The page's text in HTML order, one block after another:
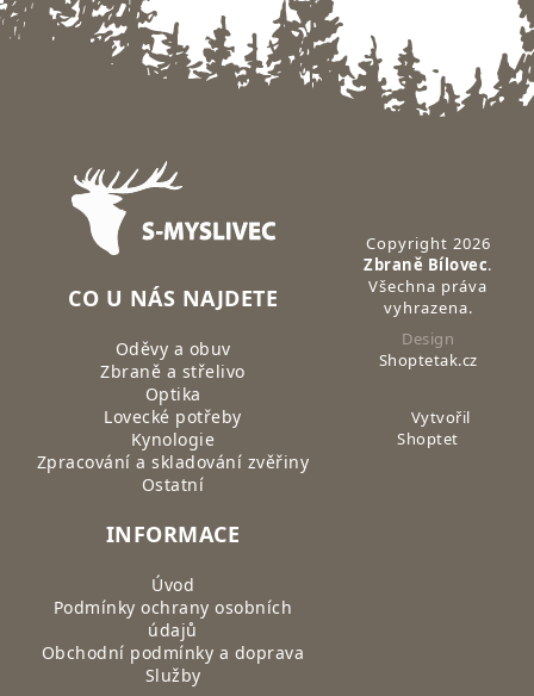
Zápatí
CO U NÁS NAJDETE
Oděvy a obuv
Zbraně a střelivo
Optika
Lovecké potřeby
Kynologie
Zpracování a skladování zvěřiny
Ostatní
INFORMACE
Úvod
Podmínky ochrany osobních
údajů
Obchodní podmínky a doprava
Služby
Copyright 2026
Zbraně Bílovec.
Všechna práva
vyhrazena.
Design
Shoptetak.cz
Vytvořil
Shoptet